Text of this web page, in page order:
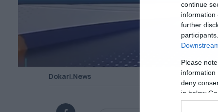
continue
information
further
Please
information
deny
in below
Dokari.News